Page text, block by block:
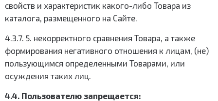
свойств и характеристик какого-либо Товара из
каталога, размещенного на Сайте.
4.3.7. 5. некорректного сравнения Товара, а также
формирования негативного отношения к лицам, (не)
пользующимся определенными Товарами, или
осуждения таких лиц.
4.4. Пользователю запрещается: